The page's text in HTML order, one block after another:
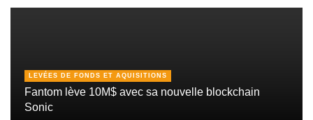
LEVÉES DE FONDS ET AQUISITIONS
Fantom lève 10M$ avec sa nouvelle blockchain
Sonic